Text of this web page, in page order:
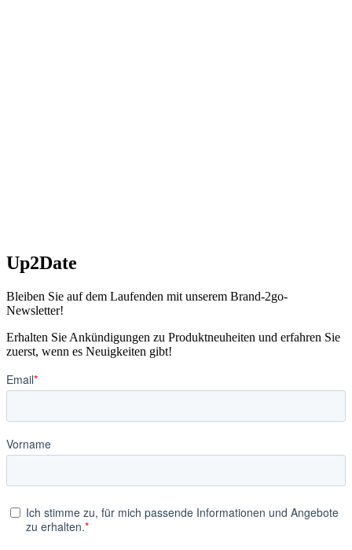
Up2Date
Bleiben Sie auf dem Laufenden mit unserem Brand-2go-
Newsletter!
Erhalten Sie Ankündigungen zu Produktneuheiten und erfahren Sie
zuerst, wenn es Neuigkeiten gibt!